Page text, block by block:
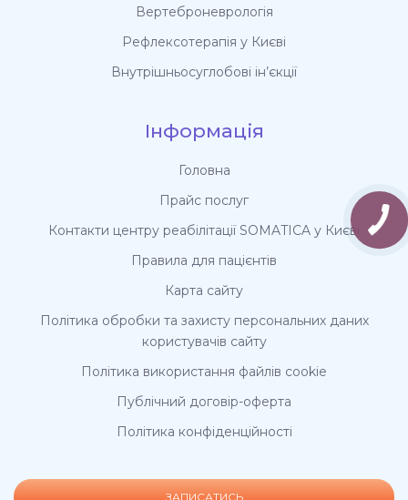
Вертеброневрологія
Рефлексотерапія у Києві
Внутрішньосуглобові ін’єкції
Інформація
Головна
Прайс послуг
Контакти центру реабілітації SOMATICA у Києві
Правила для пацієнтів
Карта сайту
Політика обробки та захисту персональних даних
користувачів сайту
Політика використання файлів cookie
Публічний договір-оферта
Політика конфіденційності
ЗАПИСАТИСЬ